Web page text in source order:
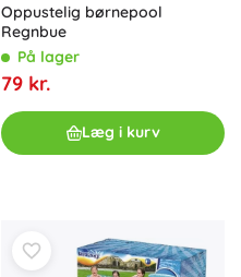
Oppustelig børnepool
Regnbue
På lager
79 kr.
Læg i kurv